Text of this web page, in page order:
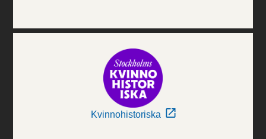
Kvinnohistoriska